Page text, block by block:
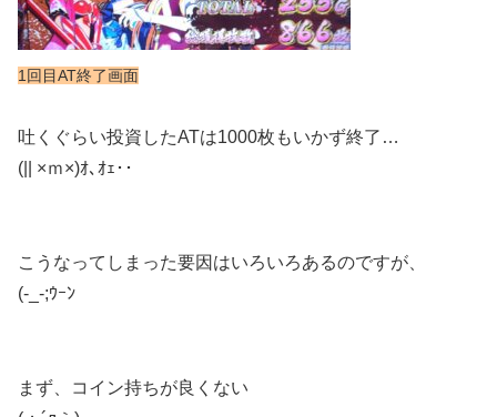
1回目AT終了画面
吐くぐらい投資したATは1000枚もいかず終了…
(|| ×ｍ×)ｵ､ｵｪ･･
こうなってしまった要因はいろいろあるのですが、
(-_-;ｳｰﾝ
まず、コイン持ちが良くない